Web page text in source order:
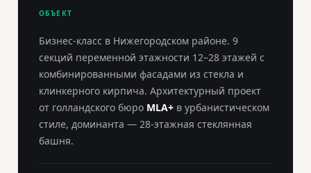
ОБЪЕКТ
Бизнес-класс в Нижегородском районе. 9
секций переменной этажности 12–28 этажей с
комбинированными фасадами из стекла и
клинкерного кирпича. Архитектурный проект
от голландского бюро MLA+ в урбанистическом
стиле, доминанта — 28-этажная стеклянная
башня.